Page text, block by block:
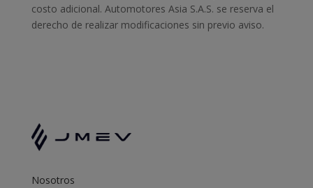
costo adicional. Automotores Asia S.A.S. se reserva el
derecho de realizar modificaciones sin previo aviso.
Nosotros